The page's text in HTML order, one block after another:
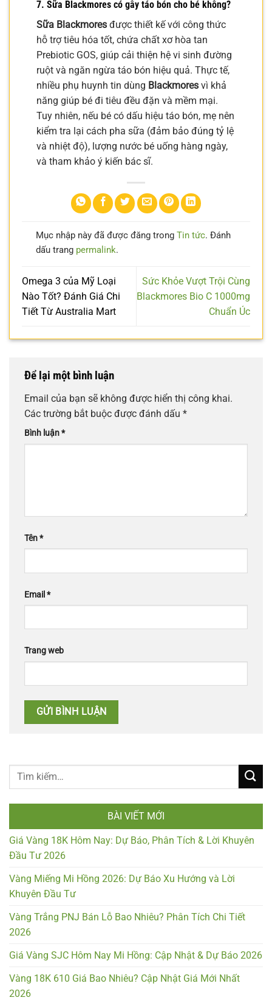
7. Sữa Blackmores có gây táo bón cho bé không?
Sữa Blackmores được thiết kế với công thức
hỗ trợ tiêu hóa tốt, chứa chất xơ hòa tan
Prebiotic GOS, giúp cải thiện hệ vi sinh đường
ruột và ngăn ngừa táo bón hiệu quả. Thực tế,
nhiều phụ huynh tin dùng Blackmores vì khả
năng giúp bé đi tiêu đều đặn và mềm mại.
Tuy nhiên, nếu bé có dấu hiệu táo bón, mẹ nên
kiểm tra lại cách pha sữa (đảm bảo đúng tỷ lệ
và nhiệt độ), lượng nước bé uống hàng ngày,
và tham khảo ý kiến bác sĩ.
Mục nhập này đã được đăng trong Tin tức. Đánh
dấu trang permalink.
Omega 3 của Mỹ Loại
Nào Tốt? Đánh Giá Chi
Tiết Từ Australia Mart
Sức Khỏe Vượt Trội Cùng
Blackmores Bio C 1000mg
Chuẩn Úc
Để lại một bình luận
Email của bạn sẽ không được hiển thị công khai.
Các trường bắt buộc được đánh dấu *
Bình luận*
Tên*
Email *
Trang web
BÀI VIẾT MỚI
Giá Vàng 18K Hôm Nay: Dự Báo, Phân Tích & Lời Khuyên
Đầu Tư 2026
Vàng Miếng Mi Hồng 2026: Dự Báo Xu Hướng và Lời
Khuyên Đầu Tư
Vàng Trắng PNJ Bán Lỗ Bao Nhiêu? Phân Tích Chi Tiết
2026
Giá Vàng SJC Hôm Nay Mi Hồng: Cập Nhật & Dự Báo 2026
Vàng 18K 610 Giá Bao Nhiêu? Cập Nhật Giá Mới Nhất
2026